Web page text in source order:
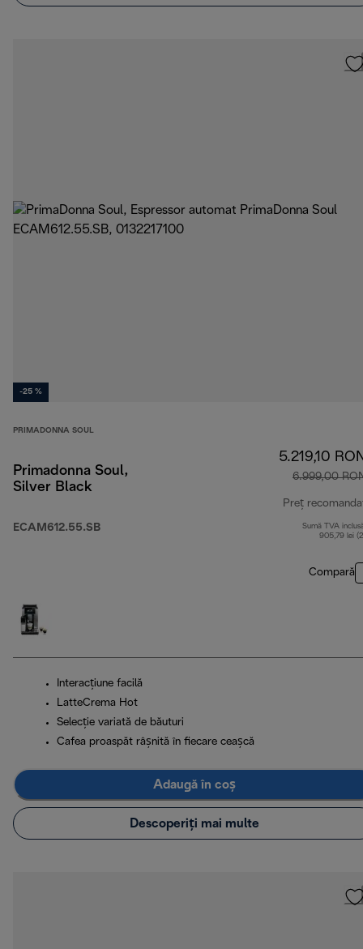
-25 %
PRIMADONNA SOUL
Primadonna Soul,
Silver Black
ECAM612.55.SB
5.219,10
6.999,00
Preț
Sumă TVA
905,79 lei
Compară
Interacțiune facilă
LatteCrema Hot
Selecție variată de băuturi
Cafea proaspăt râșnită în fiecare ceașcă
Adaugă în coș
Descoperiți mai multe